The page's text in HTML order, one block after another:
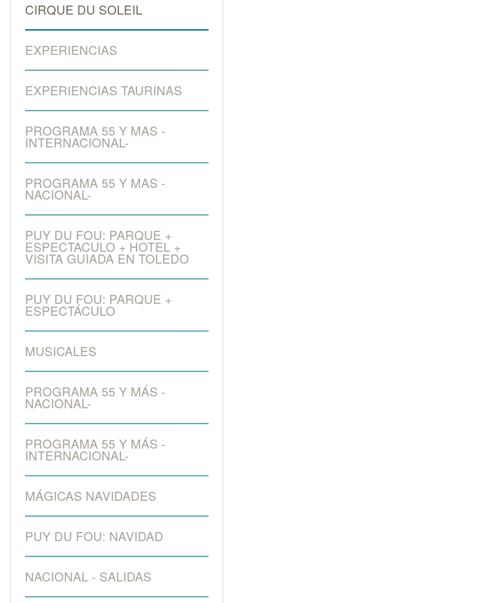
CIRQUE DU SOLEIL
EXPERIENCIAS
EXPERIENCIAS TAURINAS
PROGRAMA 55 Y MAS -
INTERNACIONAL-
PROGRAMA 55 Y MAS -
NACIONAL-
PUY DU FOU: PARQUE +
ESPECTACULO + HOTEL +
VISITA GUIADA EN TOLEDO
PUY DU FOU: PARQUE +
ESPECTÁCULO
MUSICALES
PROGRAMA 55 Y MÁS -
NACIONAL-
PROGRAMA 55 Y MÁS -
INTERNACIONAL-
MÁGICAS NAVIDADES
PUY DU FOU: NAVIDAD
NACIONAL - SALIDAS